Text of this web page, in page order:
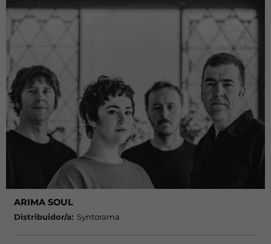
ARIMA SOUL
Distribuidor/a: Syntorama